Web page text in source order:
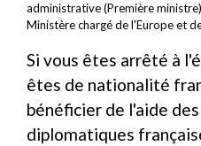
administrative (Première
Ministère chargé de l'Europe et
Si vous êtes arrêté à
êtes de nationalité
bénéficier de l'aide
diplomatiques